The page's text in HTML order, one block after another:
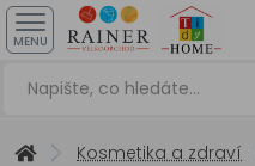
MENU
Kosmetika a zdraví